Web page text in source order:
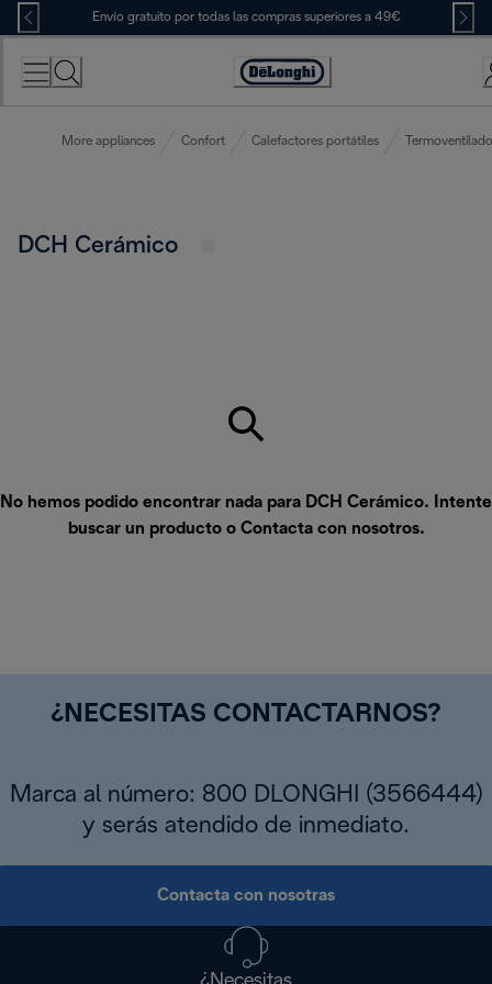
Skip
to
Content
Envío gratuito por todas las compras superiores a 49€
Accessibility
More appliances Confort Calefactores portátiles
DCH Cerámico
No hemos podido encontrar nada para DCH Cerámico. Intente
buscar un producto o Contacta con nosotros.
¿NECESITAS CONTACTARNOS?
Marca al número: 800 DLONGHI (3566444)
y serás atendido de inmediato.
Contacta con nosotras